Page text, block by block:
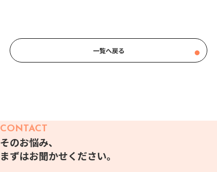
一覧へ戻る
CONTACT
そのお悩み、
まずはお聞かせください。